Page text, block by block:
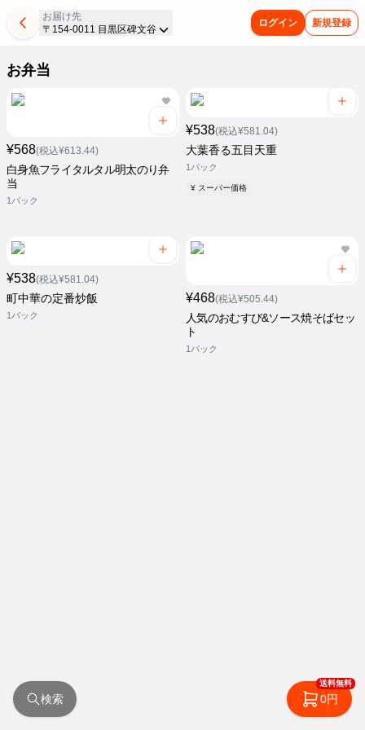
お届け先
〒154-0011 目黒区碑文谷
ログイン 新規登録
お弁当
¥568(税込¥613.44)
白身魚フライタルタル明太のり弁
当
1パック
¥538(税込¥581.04)
大葉香る五目天重
1パック
¥ スーパー価格
¥538(税込¥581.04)
町中華の定番炒飯
1パック
¥468(税込¥505.44)
人気のおむすび&ソース焼そばセッ
ト
1パック
検索
送料無料
0円